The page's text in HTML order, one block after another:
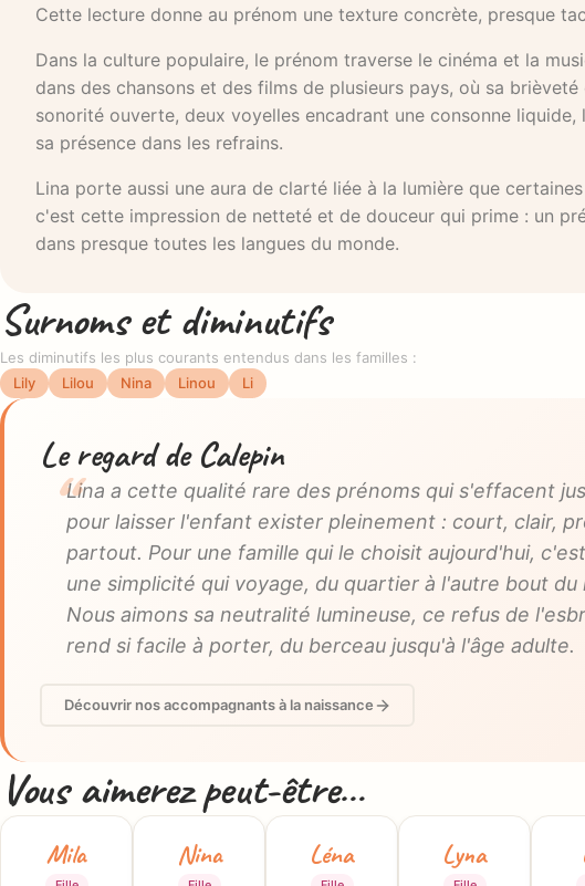
Cette lecture donne au prénom une texture concrète, presque
Dans la culture populaire, le prénom traverse le cinéma et la
dans des chansons et des films de plusieurs pays, où sa
sonorité ouverte, deux voyelles encadrant une consonne
sa présence dans les refrains.
Lina porte aussi une aura de clarté liée à la lumière que
c'est cette impression de netteté et de douceur qui prime : un
dans presque toutes les langues du monde.
Surnoms et diminutifs
Les diminutifs les plus courants entendus dans les familles :
Lily
Lilou Nina Linou Li
Le regard de Calepin
Lina a cette qualité rare des prénoms qui s'effacent
pour laisser l'enfant exister pleinement : court, clair,
partout. Pour une famille qui le choisit aujourd'hui,
une simplicité qui voyage, du quartier à l'autre bout du
Nous aimons sa neutralité lumineuse, ce refus de
rend si facile à porter, du berceau jusqu'à l'âge adulte.
Découvrir nos accompagnants à la naissance
Vous aimerez peut-être…
Mila Nina Léna Lyna